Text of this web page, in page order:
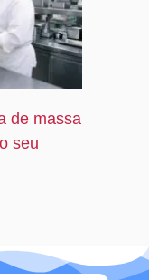
de massa
seu